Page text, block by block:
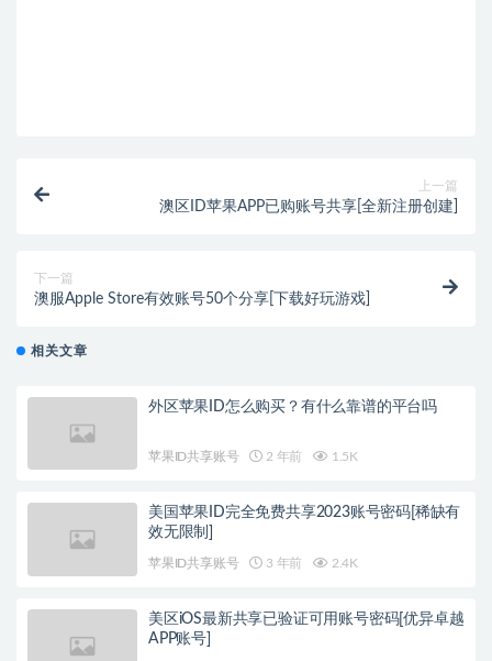
上一篇
澳区ID苹果APP已购账号共享[全新注册创建]
下一篇
澳服Apple Store有效账号50个分享[下载好玩游戏]
相关文章
外区苹果ID怎么购买？有什么靠谱的平台吗
苹果ID共享账号 2 年前 1.5K
美国苹果ID完全免费共享2023账号密码[稀缺有
效无限制]
苹果ID共享账号 3 年前 2.4K
美区iOS最新共享已验证可用账号密码[优异卓越
APP账号]